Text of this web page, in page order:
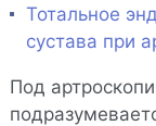
Тотальное
сустава при
Под